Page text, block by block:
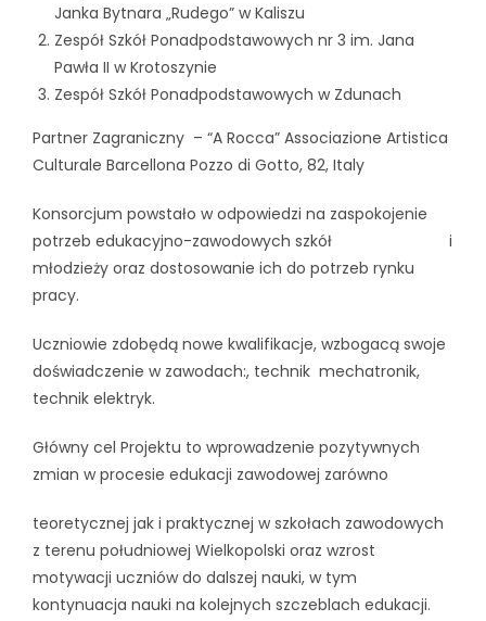
Janka Bytnara „Rudego” w Kaliszu
Zespół Szkół Ponadpodstawowych nr 3 im. Jana
Pawła II w Krotoszynie
Zespół Szkół Ponadpodstawowych w Zdunach
Partner Zagraniczny – “A Rocca” Associazione Artistica
Culturale Barcellona Pozzo di Gotto, 82, Italy
Konsorcjum powstało w odpowiedzi na zaspokojenie
potrzeb edukacyjno-zawodowych szkół i
młodzieży oraz dostosowanie ich do potrzeb rynku
pracy.
Uczniowie zdobędą nowe kwalifikacje, wzbogacą swoje
doświadczenie w zawodach:, technik mechatronik,
technik elektryk.
Główny cel Projektu to wprowadzenie pozytywnych
zmian w procesie edukacji zawodowej zarówno
teoretycznej jak i praktycznej w szkołach zawodowych
z terenu południowej Wielkopolski oraz wzrost
motywacji uczniów do dalszej nauki, w tym
kontynuacja nauki na kolejnych szczeblach edukacji.